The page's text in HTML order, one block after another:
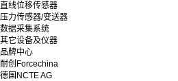
直线位移传感器
压力传感器/变送器
数据采集系统
其它设备及仪器
品牌中心
耐创Forcechina
德国NCTE AG